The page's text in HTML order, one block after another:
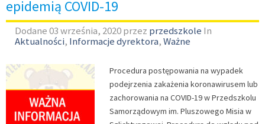
epidemią COVID-19
Dodane03 września, 2020przez przedszkole In
Aktualności, Informacje dyrektora,Ważne
Procedura postępowania na wypadek
podejrzenia zakażenia koronawirusem lub
zachorowania na COVID-19 w Przedszkolu
Samorządowym im. Pluszowego Misia w